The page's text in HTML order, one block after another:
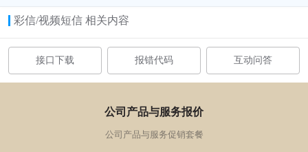
彩信/视频短信 相关内容
接口下载 报错代码 互动问答
公司产品与服务报价
公司产品与服务促销套餐